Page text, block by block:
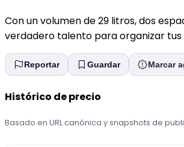
Con un volumen de 29 litros, dos
verdadero talento para organizar tus
Reportar Guardar Marcar
Histórico de precio
Basado en URL canónica y snapshots de